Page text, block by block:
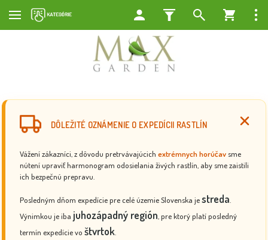
DÔLEŽITÉ OZNÁMENIE O EXPEDÍCII RASTLÍN
Vážení zákazníci, z dôvodu pretrvávajúcich extrémnych horúčav sme
nútení upraviť harmonogram odosielania živých rastlín, aby sme zaistili
ich bezpečnú prepravu.
Posledným dňom expedície pre celé územie Slovenska jestreda
Výnimkou je iba juhozápadný región , pre ktorý platí posledný
termín expedície vo štvrtok